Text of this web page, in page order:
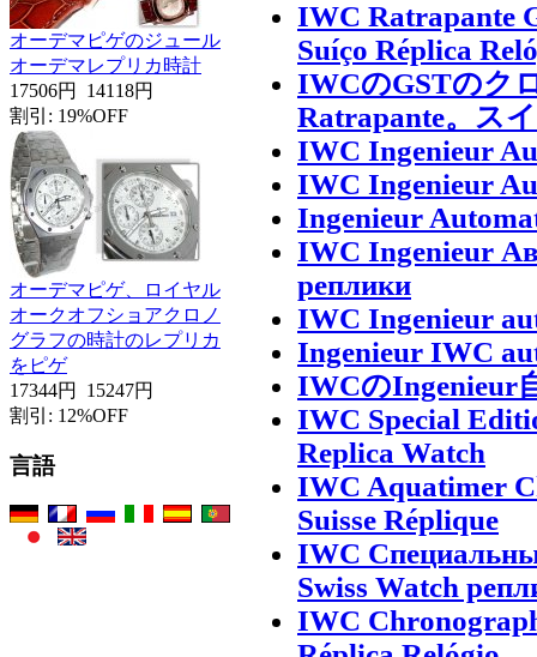
オーデマピゲのジュール
オーデマレプリカ時計
17506円
14118円
割引: 19%OFF
オーデマピゲ、ロイヤル
オークオフショアクロノ
グラフの時計のレプリカ
をピゲ
17344円
15247円
割引: 12%OFF
言語
IWC Ratrapante
Suíço Réplica
IWCのGSTのク
Ratrapante。ス
IWC Ingenieur
IWC Ingenieur
Ingenieur
IWC Ingenieur
реплики
IWC Ingenieur
Ingenieur IWC
IWCのIngenieur
IWC Special
Replica Watch
IWC Aquatimer
Suisse Réplique
IWC
Swiss Watch
IWC